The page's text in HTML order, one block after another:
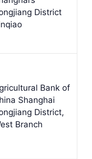
District
Bank of
Shanghai
District,
Branch